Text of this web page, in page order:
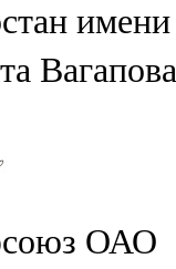
имени
Вагапова
ОАО